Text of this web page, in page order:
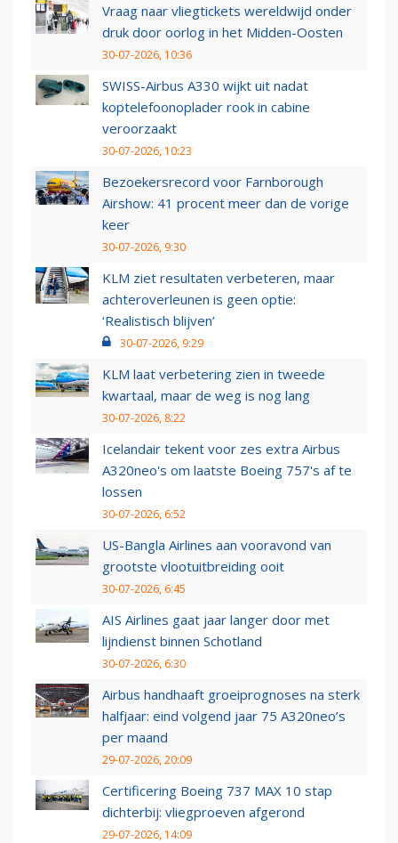
Vraag naar vliegtickets wereldwijd onder
druk door oorlog in het Midden-Oosten
30-07-2026, 10:36
SWISS-Airbus A330 wijkt uit nadat
koptelefoonoplader rook in cabine
veroorzaakt
30-07-2026, 10:23
Bezoekersrecord voor Farnborough
Airshow: 41 procent meer dan de vorige
keer
30-07-2026, 9:30
KLM ziet resultaten verbeteren, maar
achteroverleunen is geen optie:
‘Realistisch blijven’
30-07-2026, 9:29
KLM laat verbetering zien in tweede
kwartaal, maar de weg is nog lang
30-07-2026, 8:22
Icelandair tekent voor zes extra Airbus
A320neo's om laatste Boeing 757's af te
lossen
30-07-2026, 6:52
US-Bangla Airlines aan vooravond van
grootste vlootuitbreiding ooit
30-07-2026, 6:45
AIS Airlines gaat jaar langer door met
lijndienst binnen Schotland
30-07-2026, 6:30
Airbus handhaaft groeiprognoses na sterk
halfjaar: eind volgend jaar 75 A320neo’s
per maand
29-07-2026, 20:09
Certificering Boeing 737 MAX 10 stap
dichterbij: vliegproeven afgerond
29-07-2026, 14:09